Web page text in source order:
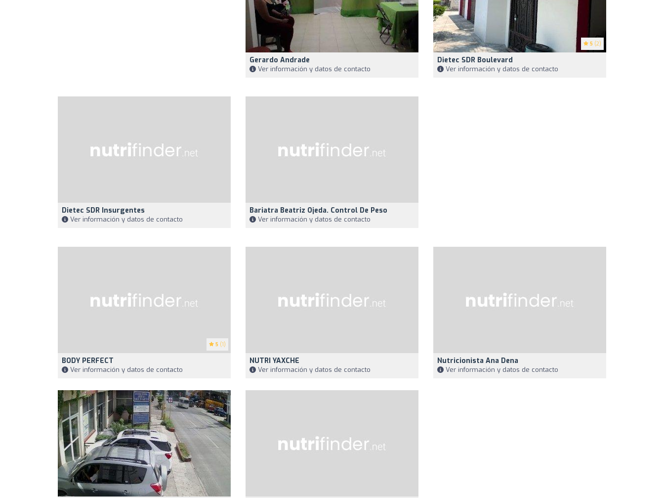
Gerardo Andrade
Ver información y datos de contacto
5 (2)
Dietec SDR Boulevard
Ver información y datos de contacto
Dietec SDR Insurgentes
Ver información y datos de contacto
Bariatra Beatriz Ojeda. Control De Peso
Ver información y datos de contacto
5 (1)
BODY PERFECT
Ver información y datos de contacto
NUTRI YAXCHE
Ver información y datos de contacto
Nutricionista Ana Dena
Ver información y datos de contacto